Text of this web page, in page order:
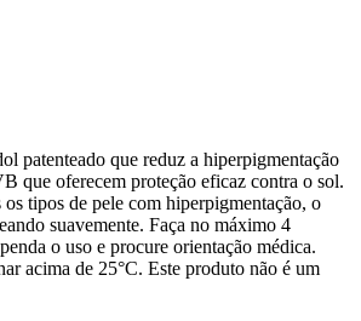
patenteado que reduz a hiperpigmentação
que oferecem proteção eficaz contra o sol.
tipos de pele com hiperpigmentação, o
suavemente. Faça no máximo 4
o uso e procure orientação médica.
acima de 25°C. Este produto não é um